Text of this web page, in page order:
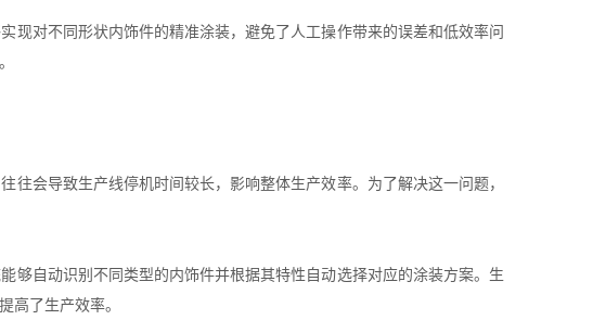
现对不同形状内饰件的精准涂装，避免了人工操作带来的误差和低效率问
会导致生产线停机时间较长，影响整体生产效率。为了解决这一问题，
够自动识别不同类型的内饰件并根据其特性自动选择对应的涂装方案。生
高了生产效率。